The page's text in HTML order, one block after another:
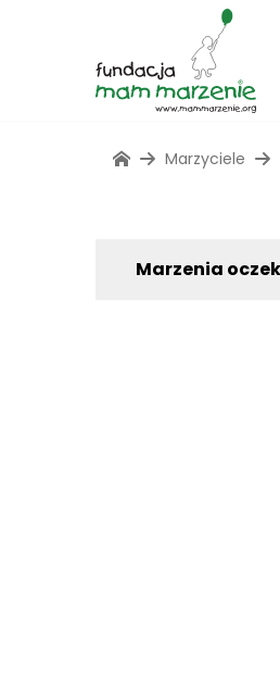
Marzyciele
Marzenia